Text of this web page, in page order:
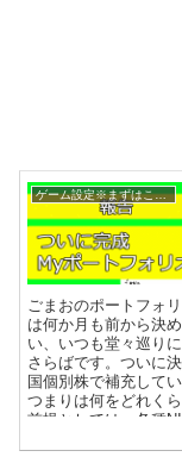
ゲーム設定※まずはここを確認
ごまおのポートフォ
は何か月も前から決
い、いつも堂々巡り
さらばです。ついに
国個別株で補充して
つまりは何をどれく
前提としては、各種
ていきます。 買う